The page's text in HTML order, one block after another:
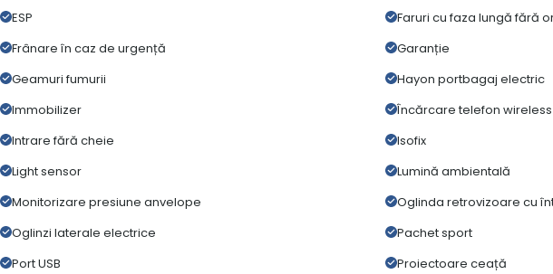
ESP
Faruri cu faza lungă fără
Frânare în caz de urgență
Garanție
Geamuri fumurii
Hayon portbagaj electric
Immobilizer
Încărcare telefon wireless
Intrare fără cheie
Isofix
Light sensor
Lumină ambientală
Monitorizare presiune anvelope
Oglinda retrovizoare cu
Oglinzi laterale electrice
Pachet sport
Port USB
Proiectoare ceață